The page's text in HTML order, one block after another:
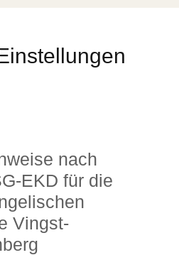
nach
EKD für die
Vingst-